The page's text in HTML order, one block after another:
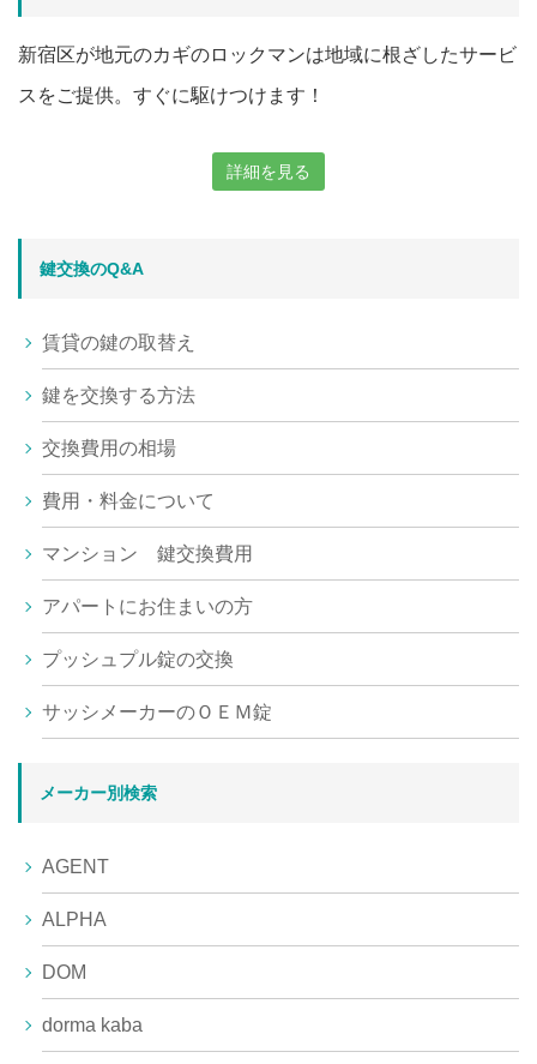
新宿区が地元のカギのロックマンは地域に根ざしたサービ
スをご提供。すぐに駆けつけます！
詳細を見る
鍵交換のQ&A
賃貸の鍵の取替え
鍵を交換する方法
交換費用の相場
費用・料金について
マンション 鍵交換費用
アパートにお住まいの方
プッシュプル錠の交換
サッシメーカーのＯＥＭ錠
メーカー別検索
AGENT
ALPHA
DOM
dorma kaba